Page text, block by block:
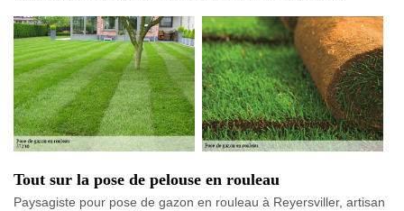
Tout sur la pose de pelouse en rouleau
Paysagiste pour pose de gazon en rouleau à Reyersviller, artisan